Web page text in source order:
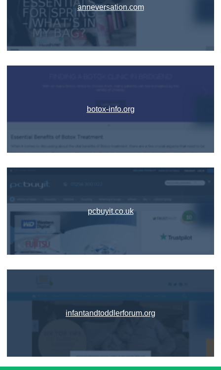
anneversation.com
botox-info.org
pcbuyit.co.uk
infantandtoddlerforum.org